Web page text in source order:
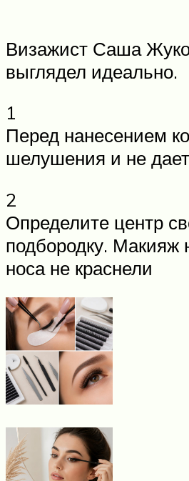
Визажист Саша
выглядел идеально.
1
Перед нанесением
шелушения и не
2
Определите центр
подбородку. Макияж
носа не краснели